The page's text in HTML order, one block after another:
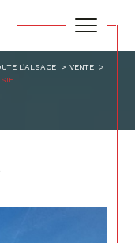
L’ALSACE
VENTE